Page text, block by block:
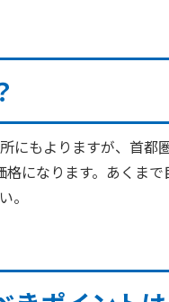
にもよりますが、首都
格になります。あくまで
。